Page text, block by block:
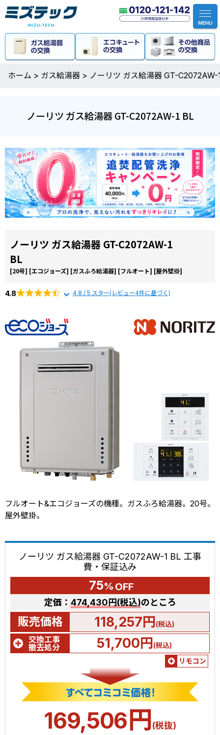
ホーム > ガス給湯器 > ノーリツ ガス給湯器 GT-C2072AW-
ノーリツ ガス給湯器 GT-C2072AW-1 BL
ノーリツ ガス給湯器 GT-C2072AW-1
BL
[20号] [エコジョーズ] [ガスふろ給湯器] [フルオート] [屋外壁掛]
4.8 4.8 / 5 スター(レビュー4件に基づく)
フルオート&エコジョーズの機種。ガスふろ給湯器。20号。
屋外壁掛。
ノーリツ ガス給湯器 GT-C2072AW-1 BL 工事
費・保証込み
75% OFF
定価： 474,430円(税込)のところ
販売価格 118,257円(税込)
交換工事
撤去処分
51,700円(税込)
リモコン
169,506円(税抜)